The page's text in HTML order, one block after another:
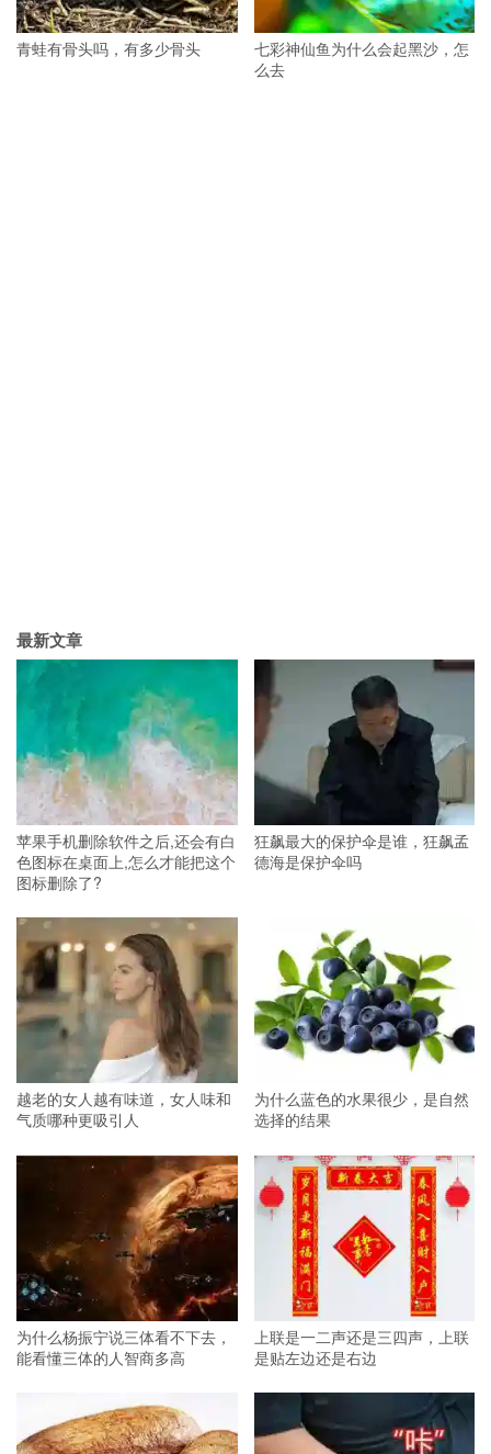
青蛙有骨头吗，有多少骨头
七彩神仙鱼为什么会起黑沙，怎
么去
最新文章
苹果手机删除软件之后,还会有白
色图标在桌面上,怎么才能把这个
图标删除了?
狂飙最大的保护伞是谁，狂飙孟
德海是保护伞吗
越老的女人越有味道，女人味和
气质哪种更吸引人
为什么蓝色的水果很少，是自然
选择的结果
为什么杨振宁说三体看不下去，
能看懂三体的人智商多高
上联是一二声还是三四声，上联
是贴左边还是右边